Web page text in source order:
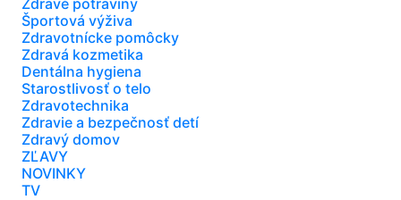
Zdravé potraviny
Športová výživa
Zdravotnícke pomôcky
Zdravá kozmetika
Dentálna hygiena
Starostlivosť o telo
Zdravotechnika
Zdravie a bezpečnosť detí
Zdravý domov
ZĽAVY
NOVINKY
TV